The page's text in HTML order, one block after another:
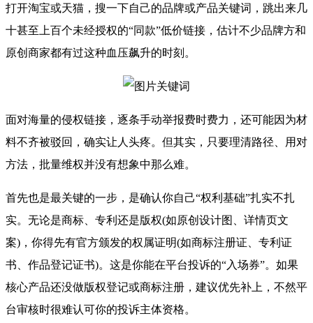
打开淘宝或天猫，搜一下自己的品牌或产品关键词，跳出来几
十甚至上百个未经授权的“同款”低价链接，估计不少品牌方和
原创商家都有过这种血压飙升的时刻。
面对海量的侵权链接，逐条手动举报费时费力，还可能因为材
料不齐被驳回，确实让人头疼。但其实，只要理清路径、用对
方法，批量维权并没有想象中那么难。
首先也是最关键的一步，是确认你自己“权利基础”扎实不扎
实。无论是商标、专利还是版权(如原创设计图、详情页文
案)，你得先有官方颁发的权属证明(如商标注册证、专利证
书、作品登记证书)。这是你能在平台投诉的“入场券”。如果
核心产品还没做版权登记或商标注册，建议优先补上，不然平
台审核时很难认可你的投诉主体资格。